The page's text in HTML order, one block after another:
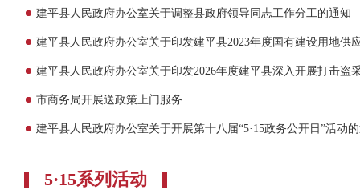
建平县人民政府办公室关于调整县政府领导同志工作分工的通知
建平县人民政府办公室关于印发建平县2023年度国有建设用地供
市商务局开展送政策上门服务
建平县人民政府办公室关于开展第十八届“5·15政务公开日”活动
5·15系列活动